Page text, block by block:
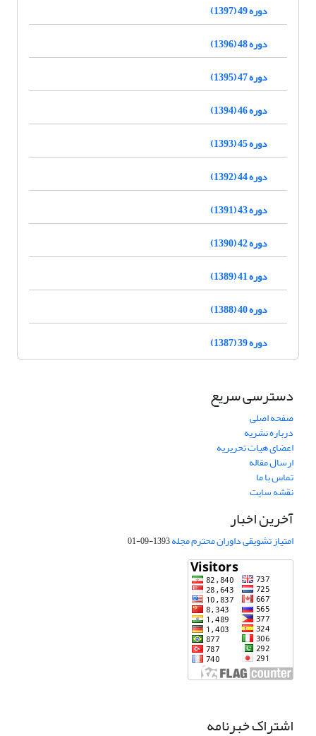
دوره 49 (1397)
دوره 48 (1396)
دوره 47 (1395)
دوره 46 (1394)
دوره 45 (1393)
دوره 44 (1392)
دوره 43 (1391)
دوره 42 (1390)
دوره 41 (1389)
دوره 40 (1388)
دوره 39 (1387)
دسترسی سریع
صفحه اصلی
درباره نشریه
اعضای هیات تحریریه
ارسال مقاله
تماس با ما
نقشه سایت
آخرین اخبار
امتیاز تشویقی داوران محترم مجله1393-09-01
اشتراک خبرنامه